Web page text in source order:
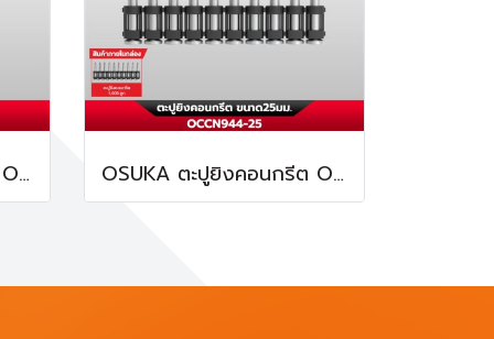
OSUKA ตะปูยิงคอนกรีต OCCN944-32 ทนทานต่อการกัดกร่อน OSUKA ตะปูยิงคอนกรีต OCCN944-25 ทนทานต่อการกัดกร่อน